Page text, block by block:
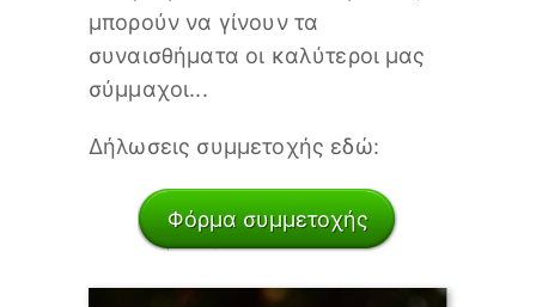
μπορούν να γίνουν τα
συναισθήματα οι καλύτεροι μας
σύμμαχοι...
Δήλωσεις συμμετοχής εδώ:
Φόρμα συμμετοχής